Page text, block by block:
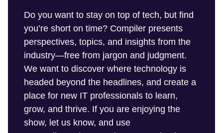
Do you want to stay on top of tech, but find
you’re short on time? Compiler presents
perspectives, topics, and insights from the
industry—free from jargon and judgment.
We want to discover where technology is
headed beyond the headlines, and create a
place for new IT professionals to learn,
grow, and thrive. If you are enjoying the
show, let us know, and use